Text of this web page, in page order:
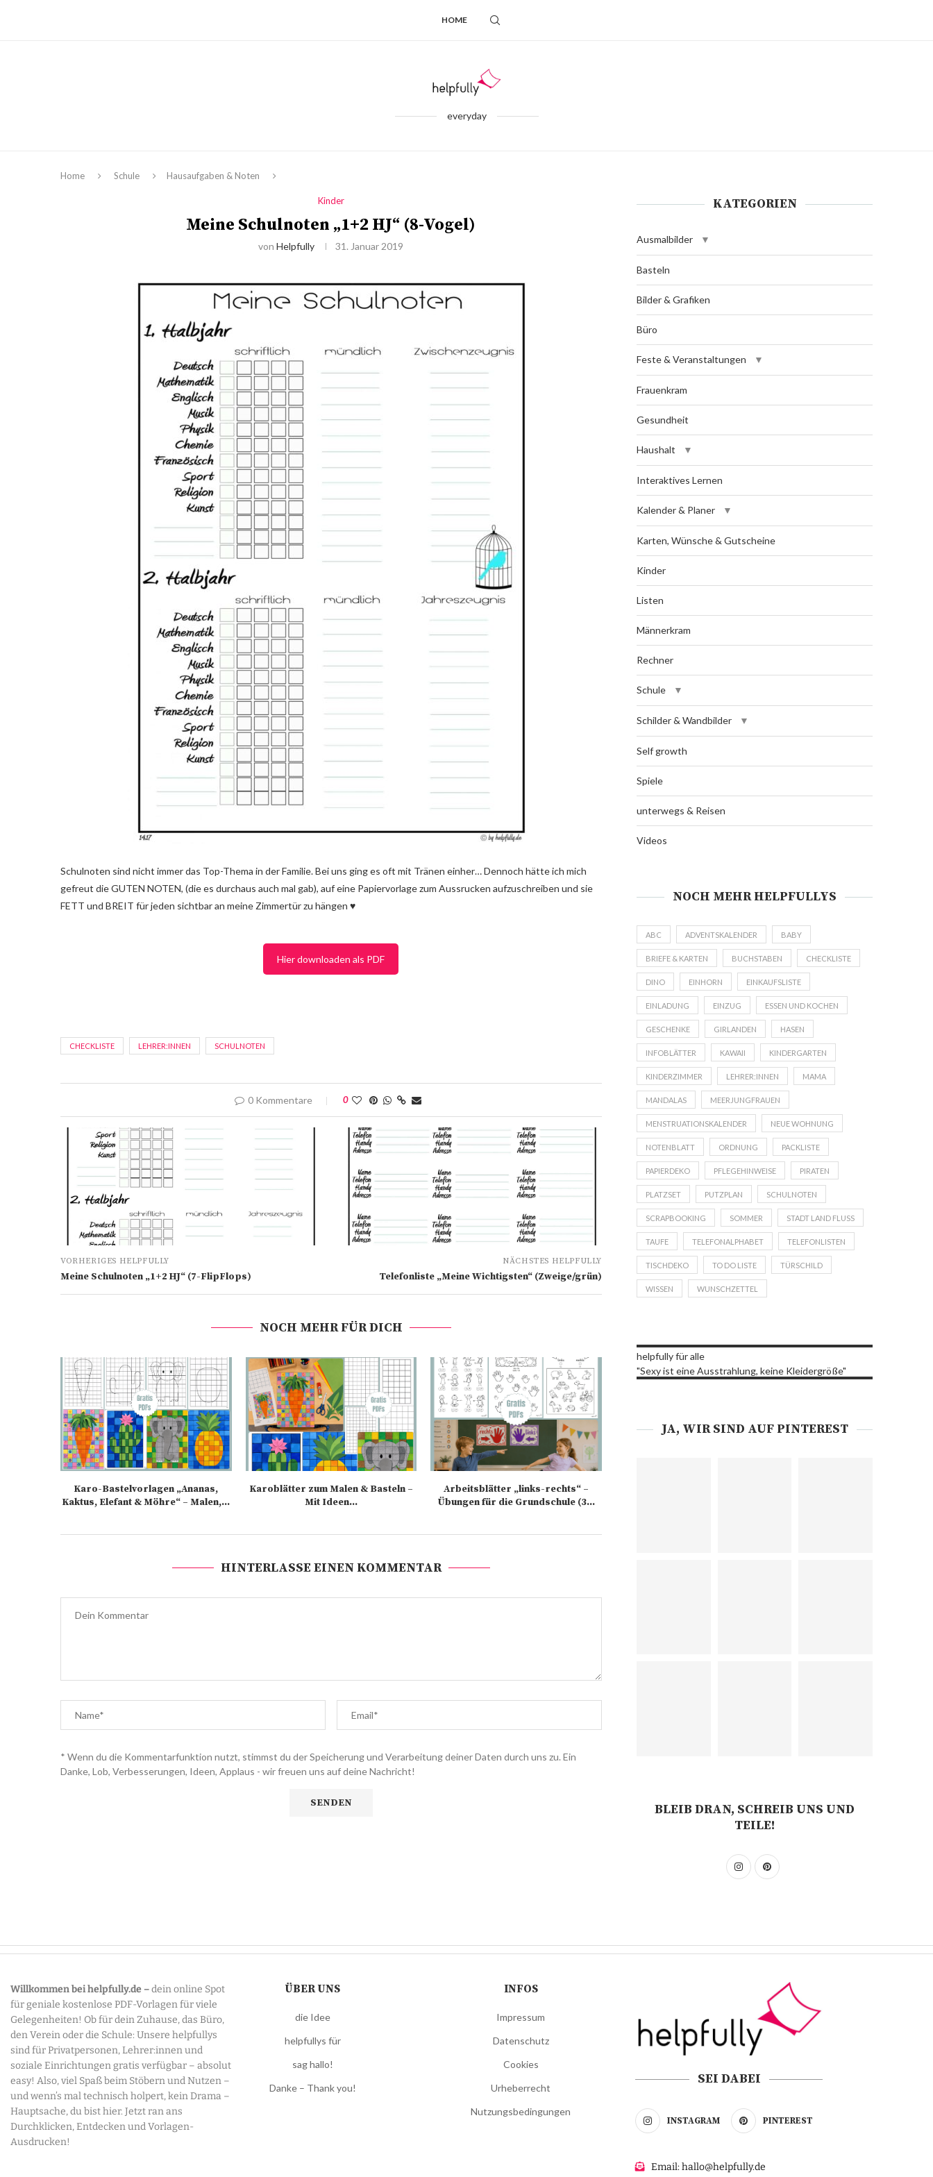
HOME
everyday
Home Schule Hausaufgaben & Noten
Kinder
Meine Schulnoten „1+2 HJ“ (8-Vogel)
vonHelpfully 31. Januar 2019
Schulnoten sind nicht immer das Top-Thema in der Familie. Bei uns ging es oft mit Tränen einher… Dennoch hätte ich mich
gefreut die GUTEN NOTEN, (die es durchaus auch mal gab), auf eine Papiervorlage zum Aussrucken aufzuschreiben und sie
FETT und BREIT für jeden sichtbar an meine Zimmertür zu hängen ♥
Hier downloaden als PDF
CHECKLISTE LEHRER:INNEN SCHULNOTEN
0 Kommentare 0
VORHERIGES HELPFULLY
Meine Schulnoten „1+2 HJ“ (7-FlipFlops)
NÄCHSTES HELPFULLY
Telefonliste „Meine Wichtigsten“ (Zweige/grün)
NOCH MEHR FÜR DICH
Karo-Bastelvorlagen „Ananas,
Kaktus, Elefant & Möhre“ – Malen,...
Karoblätter zum Malen & Basteln –
Mit Ideen...
Arbeitsblätter „links-rechts“ –
Übungen für die Grundschule (3...
HINTERLASSE EINEN KOMMENTAR
* Wenn du die Kommentarfunktion nutzt, stimmst du der Speicherung und Verarbeitung deiner Daten durch uns zu. Ein
Danke, Lob, Verbesserungen, Ideen, Applaus - wir freuen uns auf deine Nachricht!
KATEGORIEN
Ausmalbilder
Basteln
Bilder & Grafiken
Büro
Feste & Veranstaltungen
Frauenkram
Gesundheit
Haushalt
Interaktives Lernen
Kalender & Planer
Karten, Wünsche & Gutscheine
Kinder
Listen
Männerkram
Rechner
Schule
Schilder & Wandbilder
Self growth
Spiele
unterwegs & Reisen
Videos
NOCH MEHR HELPFULLYS
ABC ADVENTSKALENDER BABY
BRIEFE & KARTEN BUCHSTABEN CHECKLISTE
DINO EINHORN EINKAUFSLISTE
EINLADUNG EINZUG ESSEN UND KOCHEN
GESCHENKE GIRLANDEN HASEN
INFOBLÄTTER KAWAII KINDERGARTEN
KINDERZIMMER LEHRER:INNEN MAMA
MANDALAS MEERJUNGFRAUEN
MENSTRUATIONSKALENDER NEUE WOHNUNG
NOTENBLATT ORDNUNG PACKLISTE
PAPIERDEKO PFLEGEHINWEISE PIRATEN
PLATZSET PUTZPLAN SCHULNOTEN
SCRAPBOOKING SOMMER STADT LAND FLUSS
TAUFE TELEFONALPHABET TELEFONLISTEN
TISCHDEKO TO DO LISTE TÜRSCHILD
WISSEN WUNSCHZETTEL
helpfully für alle
"Sexy ist eine Ausstrahlung, keine Kleidergröße"
JA, WIR SIND AUF PINTEREST
BLEIB DRAN, SCHREIB UNS UND
TEILE!
Willkommen bei helpfully.de –dein online Spot
für geniale kostenlose PDF-Vorlagen für viele
Gelegenheiten! Ob für dein Zuhause, das Büro,
den Verein oder die Schule: Unsere helpfullys
sind für Privatpersonen, Lehrer:innen und
soziale Einrichtungen gratis verfügbar – absolut
easy! Also, viel Spaß beim Stöbern und Nutzen –
und wenn’s mal technisch holpert, kein Drama –
Hauptsache, du bist hier. Jetzt ran ans
Durchklicken, Entdecken und Vorlagen-
Ausdrucken!
ÜBER UNS
die Idee
helpfullys für
sag hallo!
Danke – Thank you!
INFOS
Impressum
Datenschutz
Cookies
Urheberrecht
Nutzungsbedingungen
SEI DABEI
INSTAGRAM PINTEREST
Email: hallo@helpfully.de